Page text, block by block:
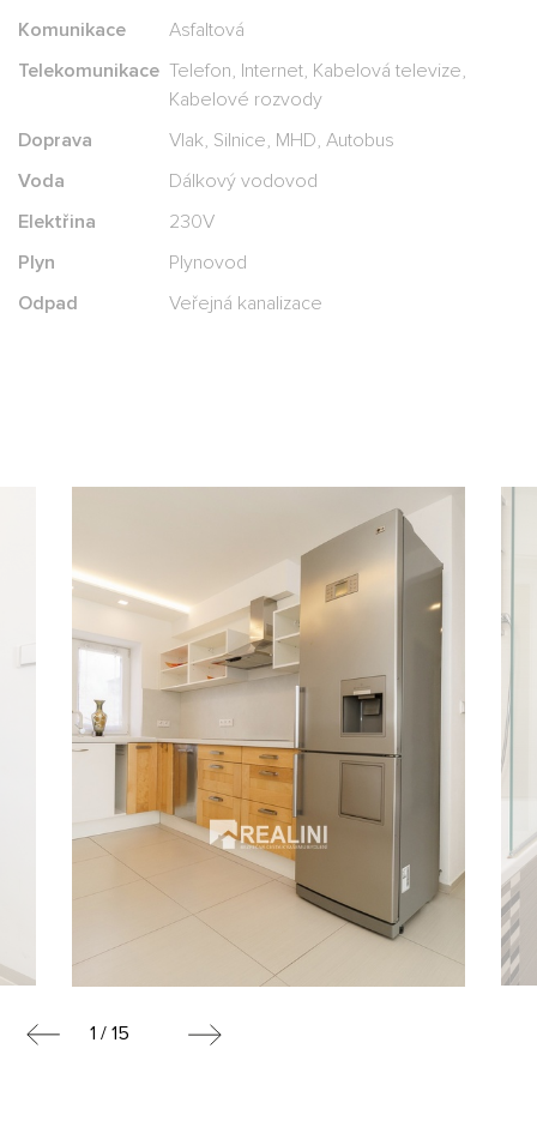
Komunikace
Asfaltová
Telekomunikace Telefon, Internet, Kabelová televize,
Kabelové rozvody
Doprava
Vlak, Silnice, MHD, Autobus
Voda
Dálkový vodovod
Elektřina
230V
Plyn
Plynovod
Odpad
Veřejná kanalizace
1 / 15